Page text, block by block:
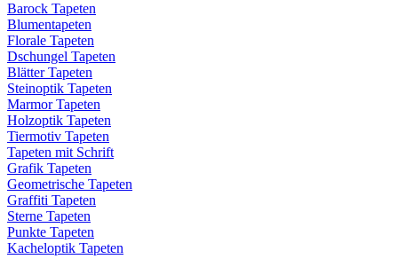
Barock Tapeten
Blumentapeten
Florale Tapeten
Dschungel Tapeten
Blätter Tapeten
Steinoptik Tapeten
Marmor Tapeten
Holzoptik Tapeten
Tiermotiv Tapeten
Tapeten mit Schrift
Grafik Tapeten
Geometrische Tapeten
Graffiti Tapeten
Sterne Tapeten
Punkte Tapeten
Kacheloptik Tapeten